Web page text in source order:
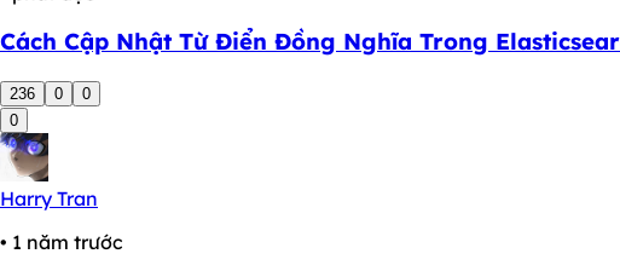
Cách Cập Nhật Từ Điển Đồng Nghĩa Trong
236 0
0
0
Harry Tran
• 1 năm trước